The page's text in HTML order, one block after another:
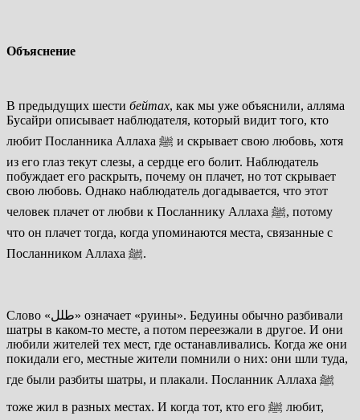
Объяснение
В предыдущих шести бейтах, как мы уже объяснили, алляма
Бусайри описывает наблюдателя, который видит того, кто
любит Посланника Аллаха ﷺ и скрывает свою любовь, хотя
из его глаз текут слезы, а сердце его болит. Наблюдатель
побуждает его раскрыть, почему он плачет, но тот скрывает
свою любовь. Однако наблюдатель догадывается, что этот
человек плачет от любви к Посланнику Аллаха ﷺ, потому
что он плачет тогда, когда упоминаются места, связанные с
Посланником Аллаха ﷺ.
Слово «طلل» означает «руины». Бедуины обычно разбивали
шатры в каком-то месте, а потом переезжали в другое. И они
любили жителей тех мест, где останавливались. Когда же они
покидали его, местные жители помнили о них: они шли туда,
где были разбиты шатры, и плакали. Посланник Аллаха ﷺ
тоже жил в разных местах. И когда тот, кто его ﷺ любит,